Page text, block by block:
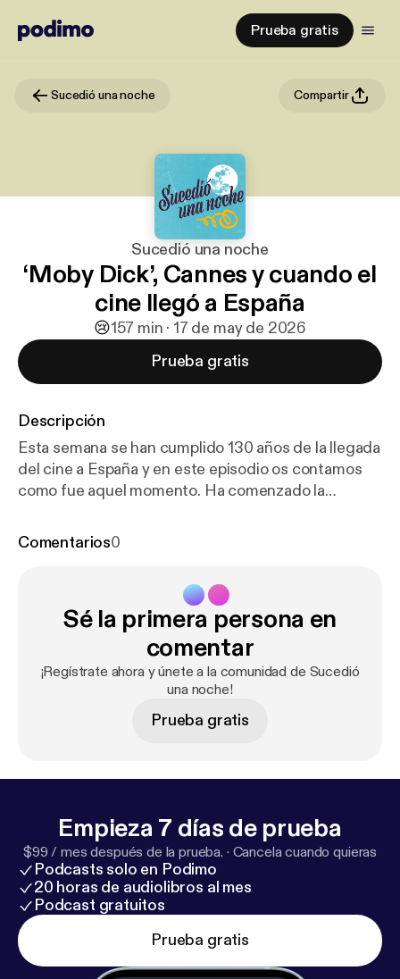
Prueba gratis
Sucedió una noche Compartir
Sucedió una noche
‘Moby Dick’, Cannes y cuando el
cine llegó a España
😢157 min · 17 de may de 2026
Prueba gratis
Descripción
Esta semana se han cumplido 130 años de la llegada
del cine a España y en este episodio os contamos
como fue aquel momento. Ha comenzado la
hace historia con tres películas compitiendo por la
director de “Pizza movies” Carlo Padial sobre cine
dentro del cine y “Moby Dick” de John Huston es la
película de aventuras que nos trae Jack Bourbon
esta semana.
Comentarios0
Sé la primera persona en
comentar
¡Regístrate ahora y únete a la comunidad de Sucedió
una noche!
Prueba gratis
Empieza 7 días de prueba
$99 / mes después de la prueba. · Cancela cuando quieras
Podcasts solo en Podimo
20 horas de audiolibros al mes
Podcast gratuitos
Prueba gratis